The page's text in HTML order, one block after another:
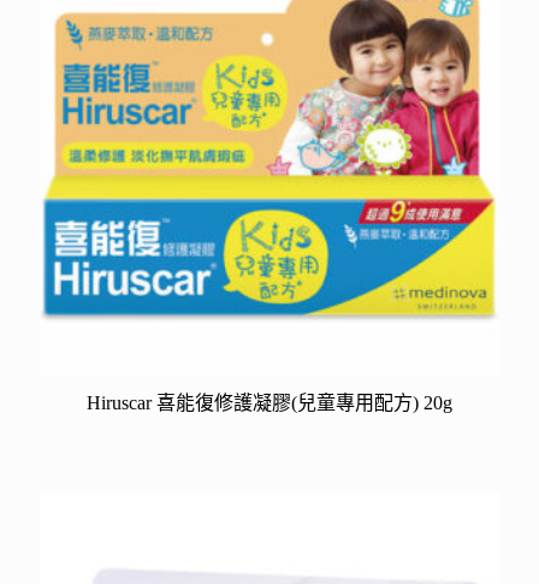
Hiruscar 喜能復修護凝膠(兒童專用配方) 20g